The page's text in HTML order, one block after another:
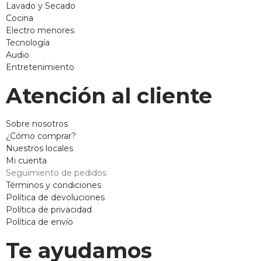
Lavado y Secado
Cocina
Electro menores
Tecnología
Audio
Entretenimiento
Atención al cliente
Sobre nosotros
¿Cómo comprar?
Nuestros locales
Mi cuenta
Seguimiento de pedidos
Términos y condiciones
Política de devoluciones
Política de privacidad
Política de envío
Te ayudamos